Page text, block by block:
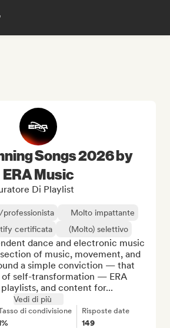
Songs 2026 by
ERA Music
Di Playlist
Molto impattante
certificata
(Molto) selettivo
dance and electronic music
of music, movement, and
a simple conviction — that
of self-transformation — ERA
and content for...
Vedi di più
di condivisione Risposte date
149